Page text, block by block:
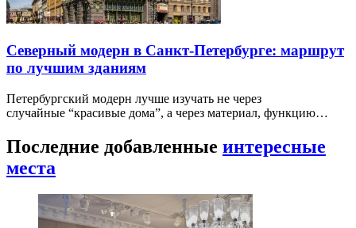
Северный модерн в Санкт-Петербурге: маршрут
по лучшим зданиям
Петербургский модерн лучше изучать не через
случайные “красивые дома”, а через материал, функцию…
Последние добавленные интересные
места